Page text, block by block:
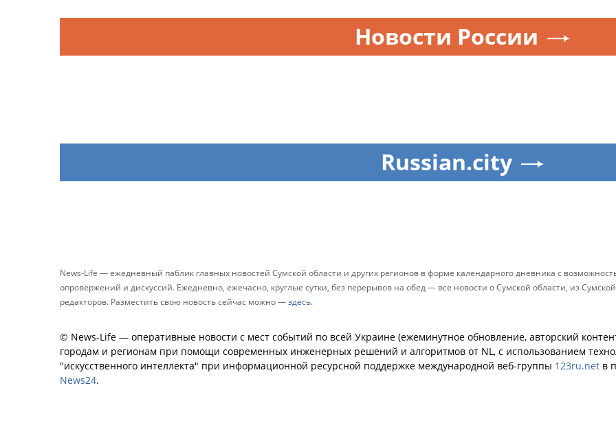
Новости России
Russian.city
News-Life — ежедневный паблик главных новостей Сумской области и других регионов в форме календарного дневника с
опровержений и дискуссий. Ежедневно, ежечасно, круглые сутки, без перерывов на обед — все новости о Сумской области, из
редакторов. Разместить свою новость сейчас можно —здесь.
© News-Life — оперативные новости с мест событий по всей Украине (ежеминутное обновление, авторский
городам и регионам при помощи современных инженерных решений и алгоритмов от NL, с использованием
"искусственного интеллекта" при информационной ресурсной поддержке международной веб-группы 123ru.net в
News24.